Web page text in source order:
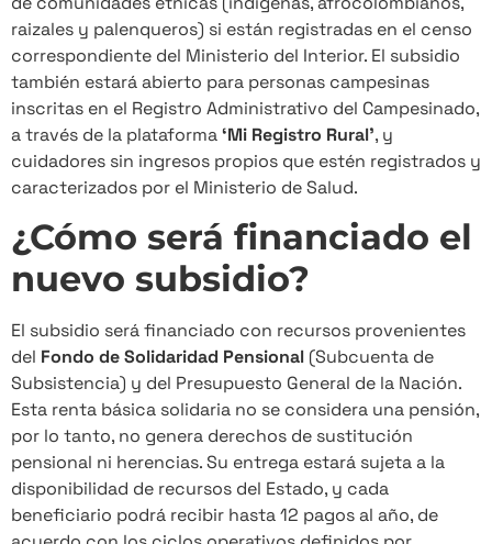
raizales y palenqueros) si están registradas en el censo
correspondiente del Ministerio del Interior. El subsidio
también estará abierto para personas campesinas
inscritas en el Registro Administrativo del Campesinado,
a través de la plataforma‘Mi Registro Rural’, y
cuidadores sin ingresos propios que estén registrados y
caracterizados por el Ministerio de Salud.
¿Cómo será financiado el
nuevo subsidio?
El subsidio será financiado con recursos provenientes
del Fondo de Solidaridad Pensional (Subcuenta de
Subsistencia) y del Presupuesto General de la Nación.
Esta renta básica solidaria no se considera una pensión,
por lo tanto, no genera derechos de sustitución
pensional ni herencias. Su entrega estará sujeta a la
disponibilidad de recursos del Estado, y cada
beneficiario podrá recibir hasta 12 pagos al año, de